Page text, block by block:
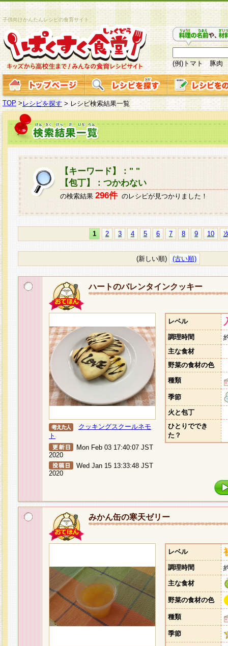
子供向けかんたんレシピの食育サイト
(例)トマト 豚肉
TOP >レシピを探す> レシピ検索結果一覧
【キーワード】：" "
【包丁】：つかわない
の検索結果 296件のレシピが見つかりました！
1 2 3 4 5 6 7 8 9 10
(新しい順) (古い順)
ハートのバレンタインクッキー
クッキングスクールネモ
ト
Mon Feb 03 17:40:07 JST
2020
Wed Jan 15 13:33:48 JST
2020
レベル
調理時間
主な食材
野菜の食材の色
種類
季節
火と包丁
ひとりででき
た？
みかん缶の寒天ゼリー
レベル
調理時間
主な食材
野菜の食材の色
種類
季節